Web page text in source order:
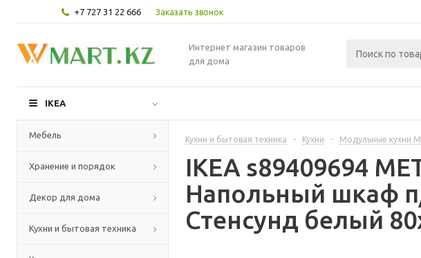
+7 727 31 22 666 Заказать звонок
Интернет магазин товаров
для дома
IKEA
Мебель
Хранение и порядок
Декор для дома
Кухни и бытовая техника
Кухни и бытовая техника - Кухни - Модульные кухни
IKEA s89409694
Напольный шкаф
Стенсунд белый